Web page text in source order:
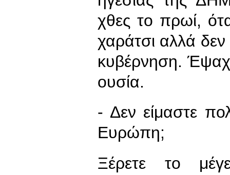
χθες το πρωί,
χαράτσι αλλά
κυβέρνηση.
ουσία.
- Δεν είμαστε
Ευρώπη;
Ξέρετε το